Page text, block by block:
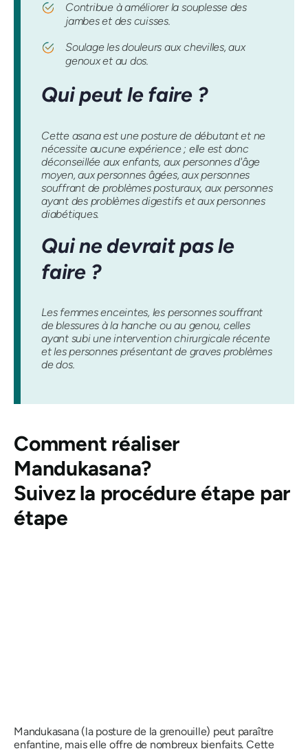
Contribue à améliorer la souplesse des
jambes et des cuisses.
Soulage les douleurs aux chevilles, aux
genoux et au dos.
Qui peut le faire ?
Cette asana est une posture de débutant et ne
nécessite aucune expérience ; elle est donc
déconseillée aux enfants, aux personnes d'âge
moyen, aux personnes âgées, aux personnes
souffrant de problèmes posturaux, aux personnes
ayant des problèmes digestifs et aux personnes
diabétiques.
Qui ne devrait pas le
faire ?
Les femmes enceintes, les personnes souffrant
de blessures à la hanche ou au genou, celles
ayant subi une intervention chirurgicale récente
et les personnes présentant de graves problèmes
de dos.
Comment réaliser
Mandukasana?
Suivez la procédure étape par
étape
Mandukasana(la posture de la grenouille) peut paraître
enfantine, mais elle offre de nombreux bienfaits. Cette